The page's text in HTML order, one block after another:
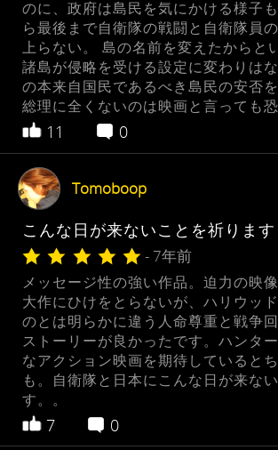
のに、政府は島民を気にかける様子
ら最後まで自衛隊の戦闘と自衛隊員
上らない。 島の名前を変えたからと
諸島が侵略を受ける設定に変わりは
の本来自国民であるべき島民の安否
総理に全くないのは映画と言っても恐
11 0
Tomoboop
こんな日が来ないことを祈ります
- 7年前
メッセージ性の強い作品。迫力の映
大作にひけをとらないが、ハリウッ
のとは明らかに違う人命尊重と戦争
ストーリーが良かったです。ハンタ
なアクション映画を期待していると
も。自衛隊と日本にこんな日が来な
す。。
7 0